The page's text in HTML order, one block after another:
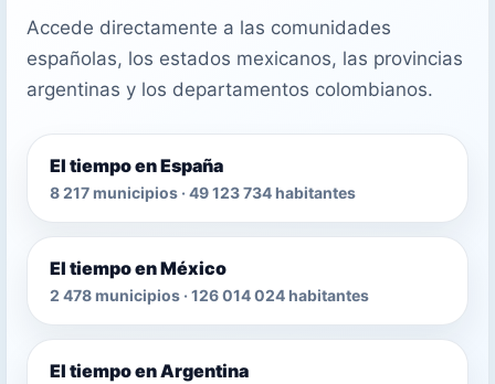
Accede directamente a las comunidades
españolas, los estados mexicanos, las provincias
argentinas y los departamentos colombianos.
El tiempo en España
8 217 municipios · 49 123 734 habitantes
El tiempo en México
2 478 municipios · 126 014 024 habitantes
El tiempo en Argentina